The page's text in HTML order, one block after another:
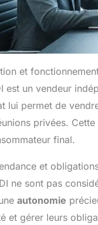
et
est un vendeur
lui permet de
privées.
final.
et
ne sont pas
autonomie
et gérer leurs